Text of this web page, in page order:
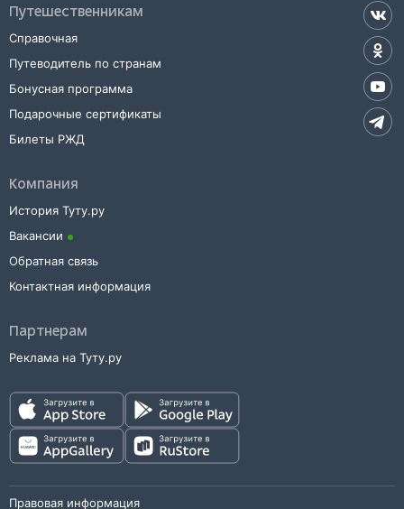
Путешественникам
Справочная
Путеводитель по странам
Бонусная программа
Подарочные сертификаты
Билеты РЖД
Компания
История Туту.ру
Вакансии
Обратная связь
Контактная информация
Партнерам
Реклама на Туту.ру
Правовая информация